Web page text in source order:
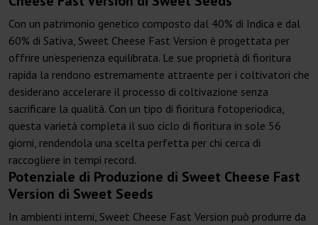
Con un patrimonio genetico composto dal 40% di Indica e dal
60% di Sativa, Sweet Cheese Fast Version è progettata per
offrire un’esperienza equilibrata. Le sue proprietà di fioritura
rapida la rendono estremamente attraente per i coltivatori che
desiderano accelerare il processo di coltivazione senza
sacrificare la qualità. Con un tipo di fioritura fotoperiodica,
questa varietà completa il suo ciclo di fioritura in sole 56
giorni, rendendola una scelta perfetta per chi cerca di
raccogliere in tempi record.
Potenziale di Produzione di Sweet Cheese Fast
Version di Sweet Seeds
In ambienti interni, Sweet Cheese Fast Version può produrre da